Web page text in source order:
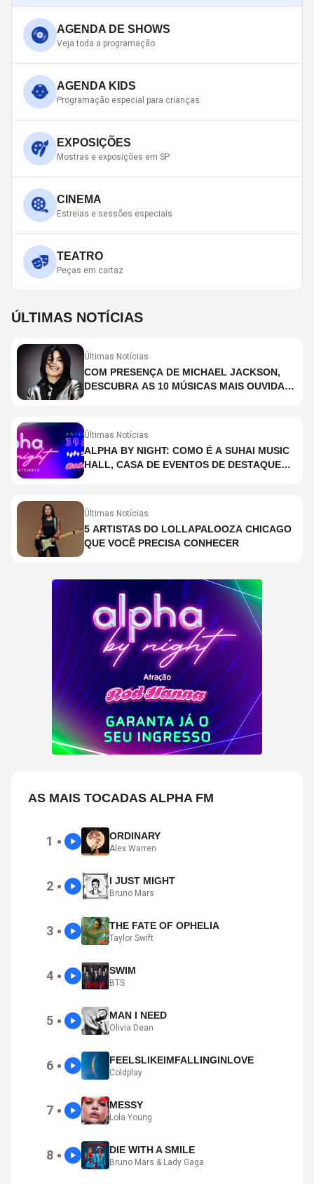
AGENDA DE SHOWS
Veja toda a programação
AGENDA KIDS
Programação especial para crianças
EXPOSIÇÕES
Mostras e exposições em SP
CINEMA
Estreias e sessões especiais
TEATRO
Peças em cartaz
ÚLTIMAS NOTÍCIAS
Últimas Notícias
COM PRESENÇA DE MICHAEL JACKSON,
DESCUBRA AS 10 MÚSICAS MAIS OUVIDAS
Últimas Notícias
ALPHA BY NIGHT: COMO É A SUHAI MUSIC
HALL, CASA DE EVENTOS DE DESTAQUE
Últimas Notícias
5 ARTISTAS DO LOLLAPALOOZA CHICAGO
QUE VOCÊ PRECISA CONHECER
AS MAIS TOCADAS ALPHA FM
1 ● ORDINARY
Alex Warren
2 ● I JUST MIGHT
Bruno Mars
3 ● THE FATE OF OPHELIA
Taylor Swift
4 ● SWIM
BTS
5 ● MAN I NEED
Olivia Dean
6 ● FEELSLIKEIMFALLINGINLOVE
Coldplay
7 ● MESSY
Lola Young
8 ● DIE WITH A SMILE
Bruno Mars & Lady Gaga